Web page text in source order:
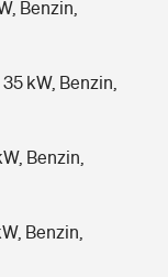
Benzin,
kW, Benzin,
Benzin,
Benzin,